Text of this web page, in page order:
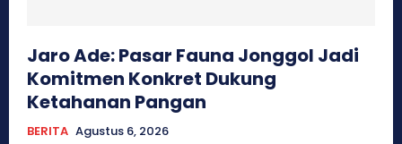
Jaro Ade: Pasar Fauna Jonggol Jadi
Komitmen Konkret Dukung
Ketahanan Pangan
BERITA Agustus 6, 2026